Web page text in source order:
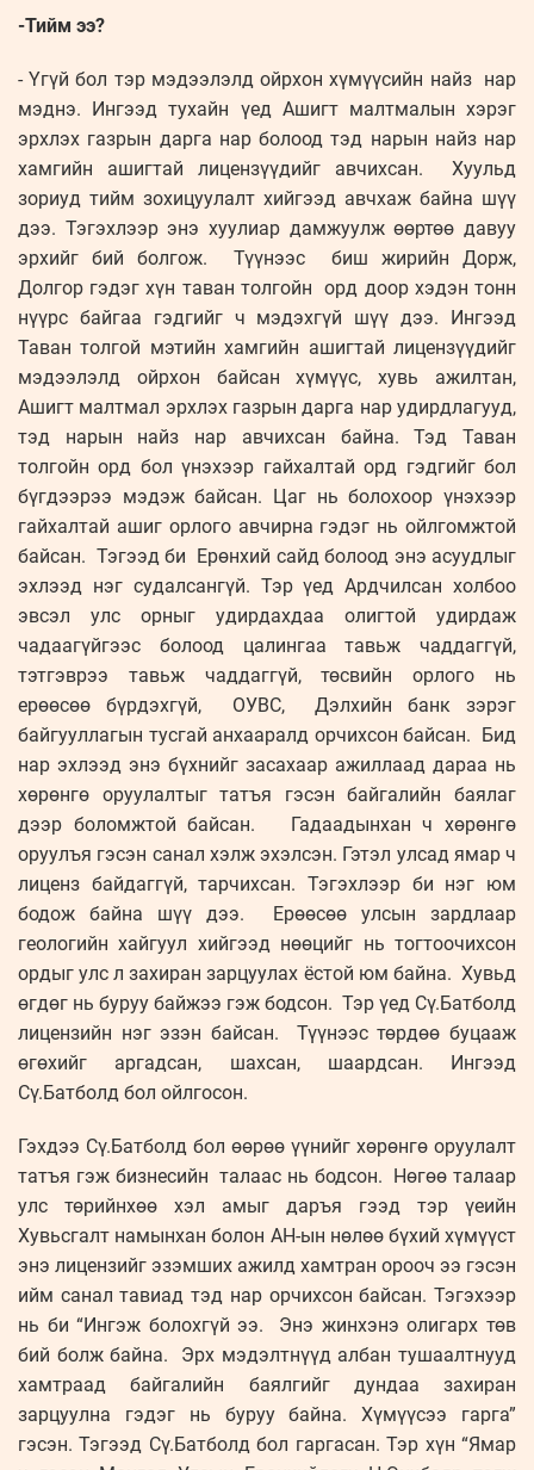
-Тийм ээ?
- Үгүй бол тэр мэдээлэлд ойрхон хүмүүсийн найз нар
мэднэ. Ингээд тухайн үед Ашигт малтмалын хэрэг
эрхлэх газрын дарга нар болоод тэд нарын найз нар
хамгийн ашигтай лицензүүдийг авчихсан. Хуульд
зориуд тийм зохицуулалт хийгээд авчхаж байна шүү
дээ. Тэгэхлээр энэ хуулиар дамжуулж өөртөө давуу
эрхийг бий болгож. Түүнээс биш жирийн Дорж,
Долгор гэдэг хүн таван толгойн орд доор хэдэн тонн
нүүрс байгаа гэдгийг ч мэдэхгүй шүү дээ. Ингээд
Таван толгой мэтийн хамгийн ашигтай лицензүүдийг
мэдээлэлд ойрхон байсан хүмүүс, хувь ажилтан,
Ашигт малтмал эрхлэх газрын дарга нар удирдлагууд,
тэд нарын найз нар авчихсан байна. Тэд Таван
толгойн орд бол үнэхээр гайхалтай орд гэдгийг бол
бүгдээрээ мэдэж байсан. Цаг нь болохоор үнэхээр
гайхалтай ашиг орлого авчирна гэдэг нь ойлгомжтой
байсан. Тэгээд би Ерөнхий сайд болоод энэ асуудлыг
эхлээд нэг судалсангүй. Тэр үед Ардчилсан холбоо
эвсэл улс орныг удирдахдаа олигтой удирдаж
чадаагүйгээс болоод цалингаа тавьж чаддаггүй,
тэтгэврээ тавьж чаддаггүй, төсвийн орлого нь
ерөөсөө бүрдэхгүй, ОУВС, Дэлхийн банк зэрэг
байгууллагын тусгай анхааралд орчихсон байсан. Бид
нар эхлээд энэ бүхнийг засахаар ажиллаад дараа нь
хөрөнгө оруулалтыг татъя гэсэн байгалийн баялаг
дээр боломжтой байсан. Гадаадынхан ч хөрөнгө
оруулъя гэсэн санал хэлж эхэлсэн. Гэтэл улсад ямар ч
лиценз байдаггүй, тарчихсан. Тэгэхлээр би нэг юм
бодож байна шүү дээ. Ерөөсөө улсын зардлаар
геологийн хайгуул хийгээд нөөцийг нь тогтоочихсон
ордыг улс л захиран зарцуулах ёстой юм байна. Хувьд
өгдөг нь буруу байжээ гэж бодсон. Тэр үед Сү.Батболд
лицензийн нэг эзэн байсан. Түүнээс төрдөө буцааж
өгөхийг аргадсан, шахсан, шаардсан. Ингээд
Сү.Батболд бол ойлгосон.
Гэхдээ Сү.Батболд бол өөрөө үүнийг хөрөнгө оруулалт
татъя гэж бизнесийн талаас нь бодсон. Нөгөө талаар
улс төрийнхөө хэл амыг даръя гээд тэр үеийн
Хувьсгалт намынхан болон АН-ын нөлөө бүхий хүмүүст
энэ лицензийг эзэмших ажилд хамтран орооч ээ гэсэн
ийм санал тавиад тэд нар орчихсон байсан. Тэгэхээр
нь би “Ингэж болохгүй ээ. Энэ жинхэнэ олигарх төв
бий болж байна. Эрх мэдэлтнүүд албан тушаалтнууд
хамтраад байгалийн баялгийг дундаа захиран
зарцуулна гэдэг нь буруу байна. Хүмүүсээ гарга”
гэсэн. Тэгээд Сү.Батболд бол гаргасан. Тэр хүн “Ямар